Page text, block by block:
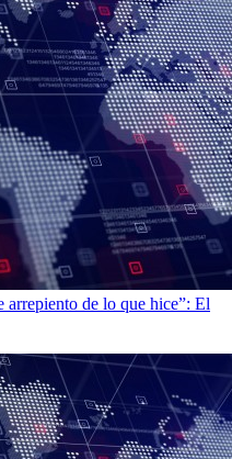
arrepiento de lo que hice”: El